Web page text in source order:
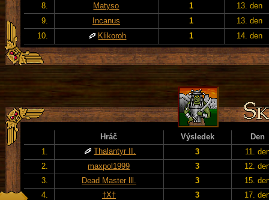
8.
Matyso 1
13. den
9.
Incanus 1
13. den
10.
Klikoroh 1 14. den
Hráč Výsledek
Den
1.
Thalantyr II. 3
11.
2.
maxpol1999 3
12.
3.
Dead Master lll. 3
15.
4.
†X† 3
17.